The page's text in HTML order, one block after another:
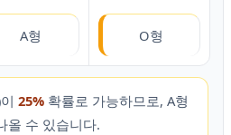
A형 O형
25% 확률로 가능하므로, A형
올 수 있습니다.